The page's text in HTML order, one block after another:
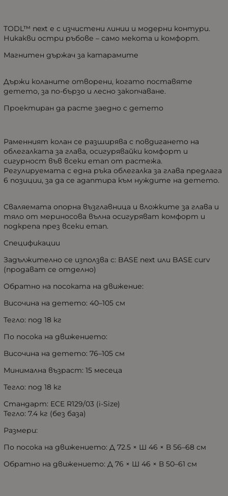
TODL™ next е с изчистени линии и модерни контури.
Никакви остри ръбове – само мекота и комфорт.
Магнитен държач за катарамите
Държи коланите отворени, когато поставяте
детето, за по-бързо и лесно закопчаване.
Проектиран да расте заедно с детето
Раменният колан се разширява с повдигането на
облегалката за глава, осигурявайки комфорт и
сигурност във всеки етап от растежа.
Регулируемата с една ръка облегалка за глава предлага
6 позиции, за да се адаптира към нуждите на детето.
Сваляемата опорна възглавница и вложките за глава и
тяло от мериносова вълна осигуряват комфорт и
подкрепа през всеки етап.
Спецификации
Задължително се използва с: BASE next или BASE curv
(продават се отделно)
Обратно на посоката на движение:
Височина на детето: 40–105 см
Тегло: под 18 кг
По посока на движението:
Височина на детето: 76–105 см
Минимална възраст: 15 месеца
Тегло: под 18 кг
Стандарт: ECE R129/03 (i-Size)
Тегло: 7.4 кг (без база)
Размери:
По посока на движението: Д 72.5 × Ш 46 × В 56–68 см
Обратно на движението: Д 76 × Ш 46 × В 50–61 см